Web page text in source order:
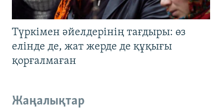
Түркімен әйелдерінің тағдыры: өз
елінде де, жат жерде де құқығы
қорғалмаған
Жаңалықтар